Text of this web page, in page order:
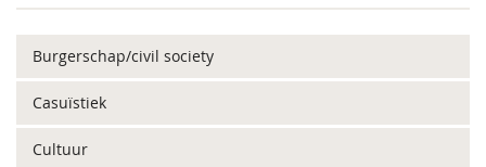
Burgerschap/civil society
Casuïstiek
Cultuur